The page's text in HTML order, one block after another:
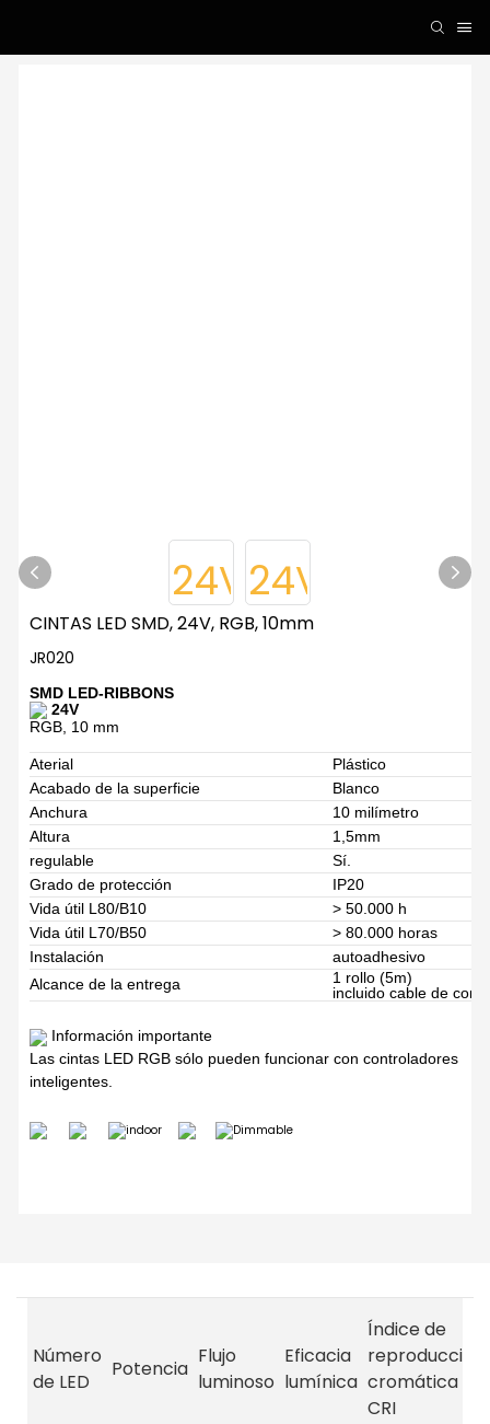
CINTAS LED SMD, 24V, RGB, 10mm
JR020
SMD LED-RIBBONS
24V
RGB, 10 mm
Aterial
Plástico
Acabado de la superficie
Blanco
Anchura
10 milímetro
Altura
1,5mm
regulable
Sí.
Grado de protección
IP20
Vida útil L80/B10
> 50.000 h
Vida útil L70/B50
> 80.000 horas
Instalación
autoadhesivo
Alcance de la entrega
1 rollo (5m)
incluido cable de
Información importante
Las cintas LED RGB sólo pueden funcionar con controladores
inteligentes.
Número
de LED
Potencia
Flujo
luminoso
Eficacia
lumínica
Índice de
reproducción
cromática
CRI